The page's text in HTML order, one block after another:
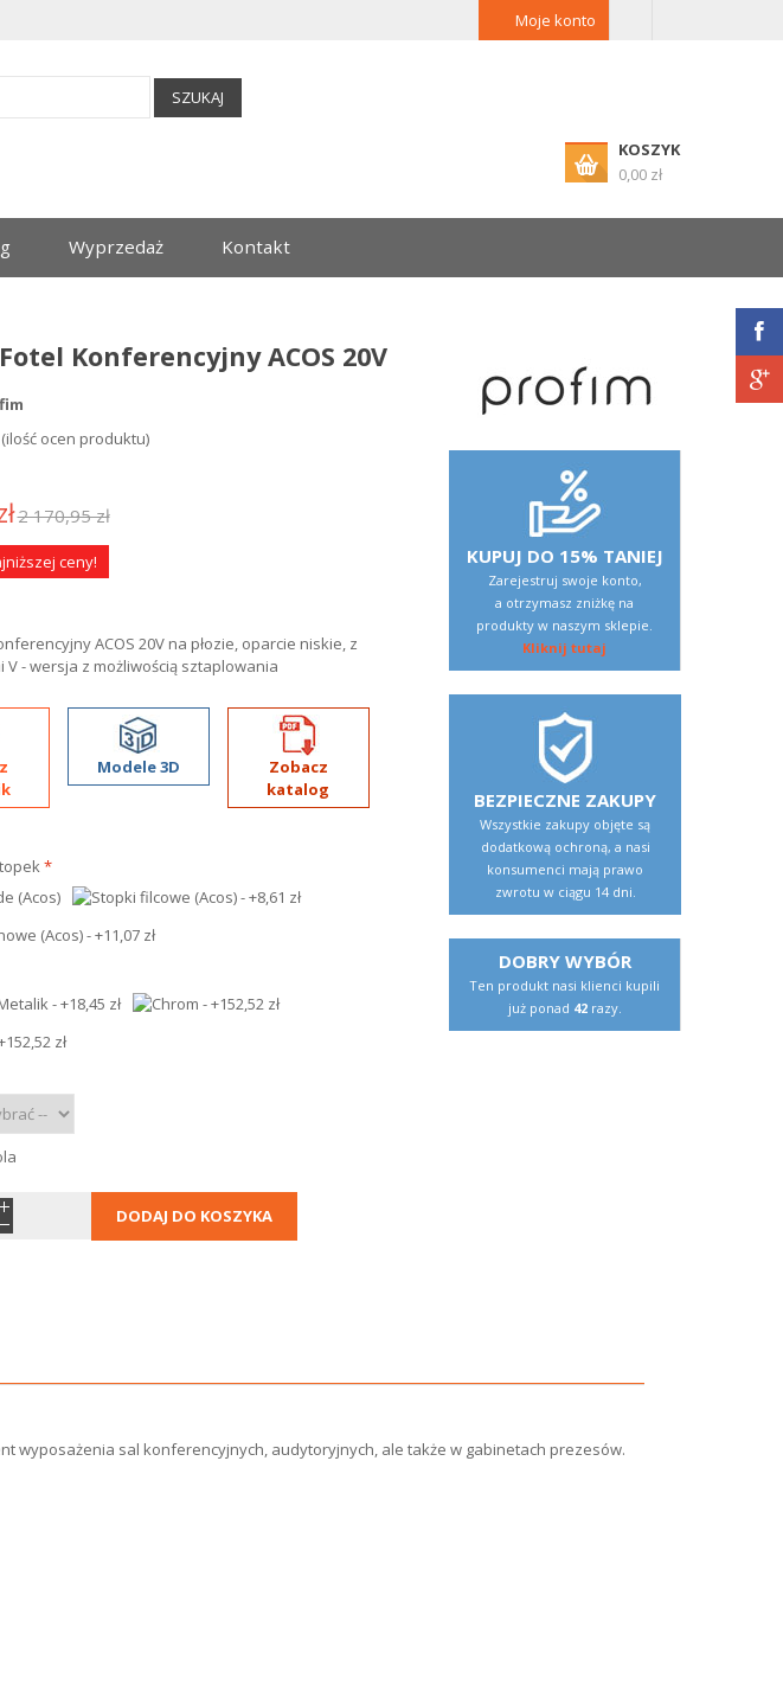
Moje konto
SZUKAJ
KOSZYK
0,00 zł
Wyprzedaż Kontakt
Konferencyjny ACOS 20V
ocen produktu)
2 170,95 zł
ceny!
ACOS 20V na płozie, oparcie niskie, z
V - wersja z możliwością sztaplowania
Modele 3D
Zobacz
katalog
*
DODAJ DO KOSZYKA
KUPUJ DO 15% TANIEJ
Zarejestruj swoje konto,
a otrzymasz zniżkę na
produkty w naszym sklepie.
Kliknij tutaj
BEZPIECZNE ZAKUPY
Wszystkie zakupy objęte są
dodatkową ochroną, a nasi
konsumenci mają prawo
zwrotu w ciągu 14 dni.
DOBRY WYBÓR
Ten produkt nasi klienci kupili
już ponad 42razy.
wyposażenia sal konferencyjnych, audytoryjnych, ale także w gabinetach prezesów.